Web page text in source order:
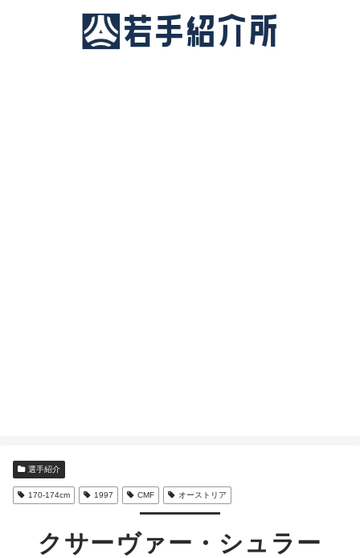
選手紹介
170-174cm 1997 CMF オーストリア
クサーヴァー・シュラー